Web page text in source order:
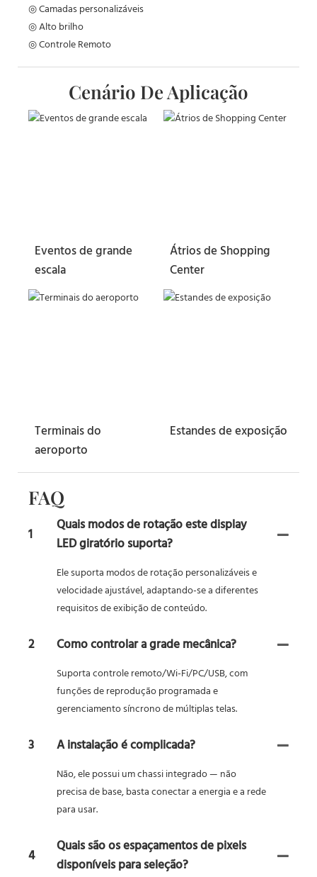
◎ Camadas personalizáveis
◎ Alto brilho
◎ Controle Remoto
Cenário De Aplicação
Eventos de grande
escala
Átrios de Shopping
Center
Terminais do
aeroporto
Estandes de exposição
FAQ
1
Quais modos de rotação este display
LED giratório suporta?
Ele suporta modos de rotação personalizáveis ​​e
velocidade ajustável, adaptando-se a diferentes
requisitos de exibição de conteúdo.
2 Como controlar a grade mecânica?
Suporta controle remoto/Wi-Fi/PC/USB, com
funções de reprodução programada e
gerenciamento síncrono de múltiplas telas.
3 A instalação é complicada?
Não, ele possui um chassi integrado — não
precisa de base, basta conectar a energia e a rede
para usar.
4
Quais são os espaçamentos de pixels
disponíveis para seleção?